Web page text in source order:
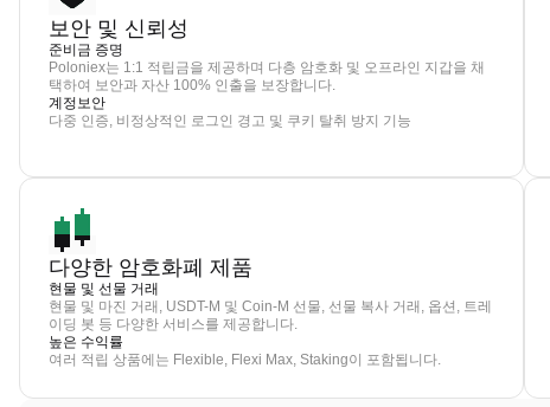
보안 및 신뢰성
준비금 증명
Poloniex는 1:1 적립금을 제공하며 다층 암호화 및 오프라인 지갑을 채
택하여 보안과 자산 100% 인출을 보장합니다.
계정보안
다중 인증, 비정상적인 로그인 경고 및 쿠키 탈취 방지 기능
다양한 암호화폐 제품
현물 및 선물 거래
현물 및 마진 거래, USDT-M 및 Coin-M 선물, 선물 복사 거래, 옵션, 트레
이딩 봇 등 다양한 서비스를 제공합니다.
높은 수익률
여러 적립 상품에는 Flexible, Flexi Max, Staking이 포함됩니다.